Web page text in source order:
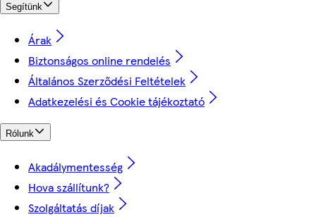
Segítünk
Árak
Biztonságos online rendelés
Általános Szerződési Feltételek
Adatkezelési és Cookie tájékoztató
Rólunk
Akadálymentesség
Hova szállítunk?
Szolgáltatás díjak